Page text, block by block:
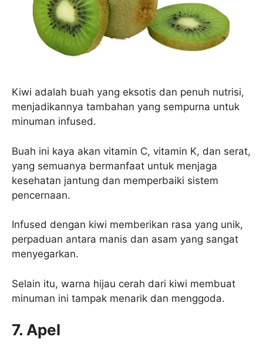
Kiwi adalah buah yang eksotis dan penuh nutrisi,
menjadikannya tambahan yang sempurna untuk
minuman infused.
Buah ini kaya akan vitamin C, vitamin K, dan serat,
yang semuanya bermanfaat untuk menjaga
kesehatan jantung dan memperbaiki sistem
pencernaan.
Infused dengan kiwi memberikan rasa yang unik,
perpaduan antara manis dan asam yang sangat
menyegarkan.
Selain itu, warna hijau cerah dari kiwi membuat
minuman ini tampak menarik dan menggoda.
7. Apel